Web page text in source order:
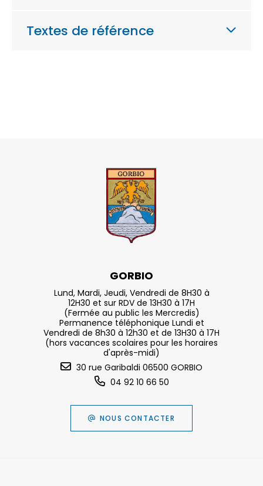
Textes de référence
GORBIO
Lund, Mardi, Jeudi, Vendredi de 8H30 à
12H30 et sur RDV de 13H30 à 17H
(Fermée au public les Mercredis)
Permanence téléphonique Lundi et
Vendredi de 8h30 à 12h30 et de 13H30 à 17H
(hors vacances scolaires pour les horaires
d'après-midi)
30 rue Garibaldi 06500 GORBIO
04 92 10 66 50
NOUS CONTACTER